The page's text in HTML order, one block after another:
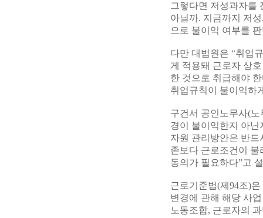
그렇다면 저성과자를
아닐까. 지금까지 저
으로 불이익 여부를
다만 대법원은 “취업
게 적용돼 근로자 상
한 것으로 취급해야
취업규칙이 불이익하
구건서 공인노무사(
경이 불이익한지 아
자원 관리방안은 반드
존보다 근로조건이
동의가 필요하다”고
근로기준법(제94조)
변경에 관해 해당 사
노동조합, 근로자의